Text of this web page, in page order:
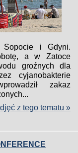
i Gdyni.
a w Zatoce
groźnych dla
cyjanobakterie
zakaz
z tego tematu »